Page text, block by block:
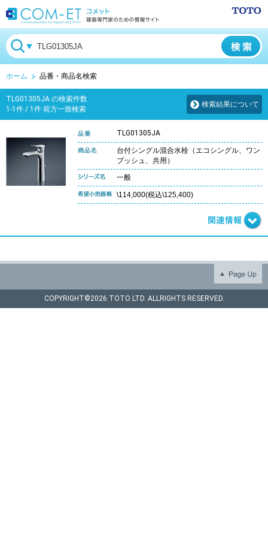
ホーム 品番・商品名検索
TLG01305JA の検索件数
1-1件 / 1件 前方一致検索
検索結果について
TLG01305JA
台付シングル混合水栓（エコシングル、ワン
プッシュ、共用）
一般
\114,000(税込\125,400)
COPYRIGHT©2026 TOTO LTD. ALLRIGHTS RESERVED.